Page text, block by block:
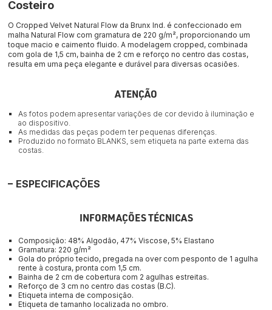
Costeiro
O Cropped Velvet Natural Flow da Brunx Ind. é confeccionado em
malha Natural Flow com gramatura de 220 g/m², proporcionando um
toque macio e caimento fluido. A modelagem cropped, combinada
com gola de 1,5 cm, bainha de 2 cm e reforço no centro das costas,
resulta em uma peça elegante e durável para diversas ocasiões.
ATENÇÃO
As fotos podem apresentar variações de cor devido à iluminação e
ao dispositivo.
As medidas das peças podem ter pequenas diferenças.
Produzido no formato BLANKS, sem etiqueta na parte externa das
costas.
ESPECIFICAÇÕES
INFORMAÇÕES TÉCNICAS
Composição: 48% Algodão, 47% Viscose, 5% Elastano
Gramatura: 220 g/m²
Gola do próprio tecido, pregada na over com pesponto de 1 agulha
rente à costura, pronta com 1,5 cm.
Bainha de 2 cm de cobertura com 2 agulhas estreitas.
Reforço de 3 cm no centro das costas (B.C).
Etiqueta interna de composição.
Etiqueta de tamanho localizada no ombro.